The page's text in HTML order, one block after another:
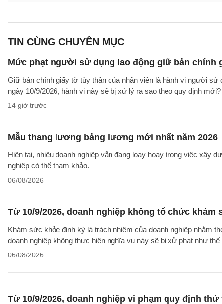
TIN CÙNG CHUYÊN MỤC
Mức phạt người sử dụng lao động giữ bản chính
Giữ bản chính giấy tờ tùy thân của nhân viên là hành vi người
ngày 10/9/2026, hành vi này sẽ bị xử lý ra sao theo quy định mới?
14 giờ trước
Mẫu thang lương bảng lương mới nhất năm 2026
Hiện tại, nhiều doanh nghiệp vẫn đang loay hoay trong việc xây
nghiệp có thể tham khảo.
06/08/2026
Từ 10/9/2026, doanh nghiệp không tổ chức
Khám sức khỏe định kỳ là trách nhiệm của doanh nghiệp nhằm
doanh nghiệp không thực hiện nghĩa vụ này sẽ bị xử phạt như thế
06/08/2026
Từ 10/9/2026, doanh nghiệp vi phạm quy định